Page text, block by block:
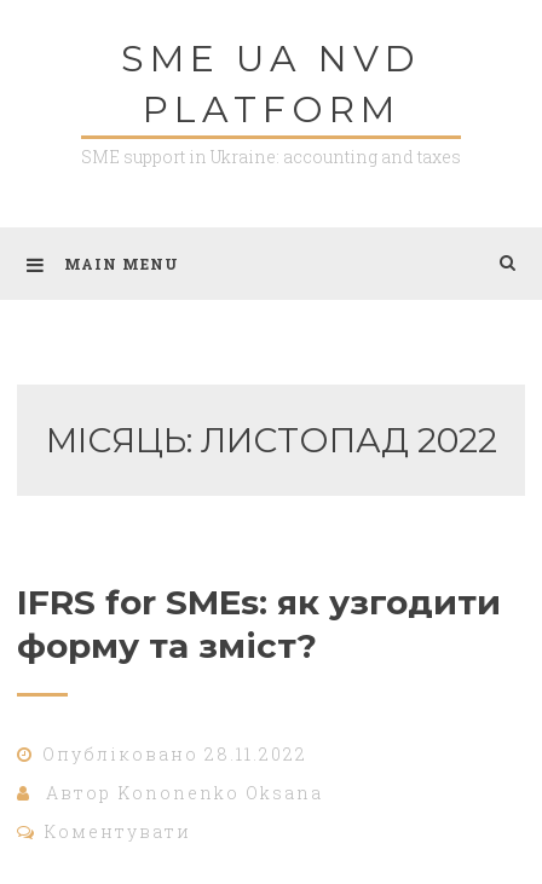
SME UA NVD
PLATFORM
SME support in Ukraine: accounting and taxes
MAIN MENU
МІСЯЦЬ: ЛИСТОПАД 2022
IFRS for SMEs: як узгодити
форму та зміст?
Опубліковано 28.11.2022
Автор Kononenko Oksana
Коментувати